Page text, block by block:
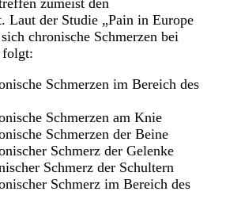
Laut der Studie „Pain in Europe
chronische Schmerzen bei
folgt:
Schmerzen im Bereich des
Schmerzen am Knie
Schmerzen der Beine
Schmerz der Gelenke
Schmerz der Schultern
Schmerz im Bereich des